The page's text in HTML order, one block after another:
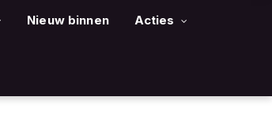
Nieuw binnen Acties